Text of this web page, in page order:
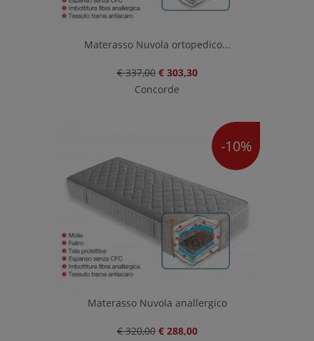
Materasso Nuvola ortopedico...
€ 337,00 € 303,30
Concorde
-10%
Materasso Nuvola anallergico
€ 320,00 € 288,00